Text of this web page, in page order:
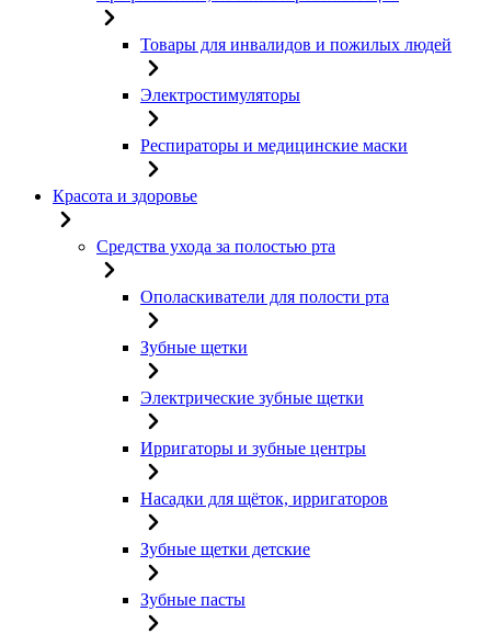
Товары для инвалидов и пожилых людей
Электростимуляторы
Респираторы и медицинские маски
Красота и здоровье
Средства ухода за полостью рта
Ополаскиватели для полости рта
Зубные щетки
Электрические зубные щетки
Ирригаторы и зубные центры
Насадки для щёток, ирригаторов
Зубные щетки детские
Зубные пасты